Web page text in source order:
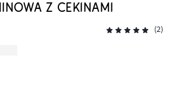
Z CEKINAMI
(2)